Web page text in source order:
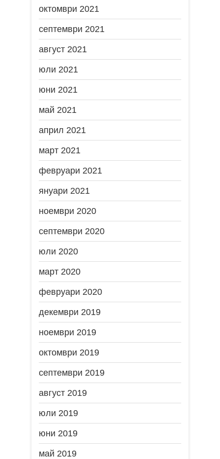
октомври 2021
септември 2021
август 2021
юли 2021
юни 2021
май 2021
април 2021
март 2021
февруари 2021
януари 2021
ноември 2020
септември 2020
юли 2020
март 2020
февруари 2020
декември 2019
ноември 2019
октомври 2019
септември 2019
август 2019
юли 2019
юни 2019
май 2019